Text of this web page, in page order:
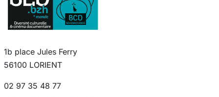
1b place Jules Ferry
56100 LORIENT
02 97 35 48 77